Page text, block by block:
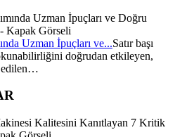
Uzman İpuçları ve...Satır başı
doğrudan etkileyen,
edilen…